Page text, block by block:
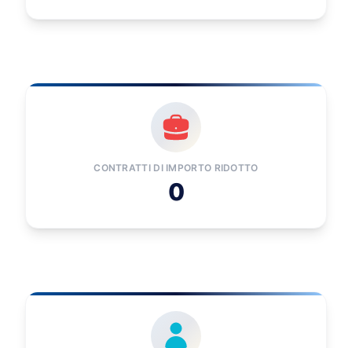
CONTRATTI DI IMPORTO RIDOTTO
0